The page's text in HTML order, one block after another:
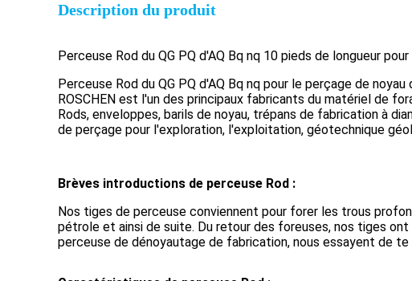
Description du produit
Perceuse Rod du QG PQ d'AQ Bq nq 10 pieds de longueur
Perceuse Rod du QG PQ d'AQ Bq nq pour le perçage de
ROSCHEN est l'un des principaux fabricants du matériel de
Rods, enveloppes, barils de noyau, trépans de fabrication à
de perçage pour l'exploration, l'exploitation, géotechnique
Brèves introductions de perceuse Rod :
Nos tiges de perceuse conviennent pour forer les trous
pétrole et ainsi de suite. Du retour des foreuses, nos tiges
perceuse de dénoyautage de fabrication, nous essayent de